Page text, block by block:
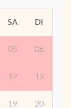
SA DI
05 06
12 13
19 20